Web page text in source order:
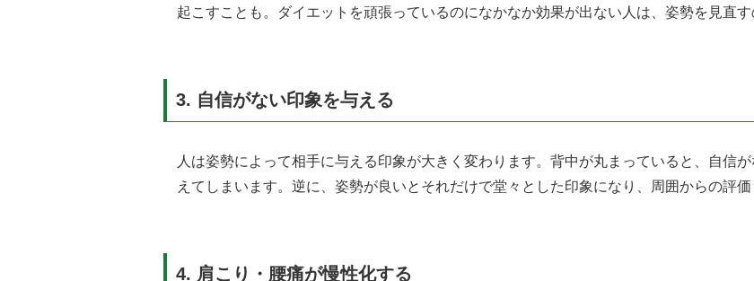
起こすことも。ダイエットを頑張っているのになかなか効果が出ない人は、姿勢を見直す
3. 自信がない印象を与える
人は姿勢によって相手に与える印象が大きく変わります。背中が丸まっていると、自信
えてしまいます。逆に、姿勢が良いとそれだけで堂々とした印象になり、周囲からの評価
4. 肩こり・腰痛が慢性化する